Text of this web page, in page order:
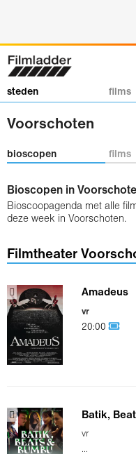
steden films
Voorschoten
bioscopen films
Bioscopen in
Bioscoopagenda met alle
deze week in Voorschoten.
Filmtheater
Amadeus
vr
20:00
Batik,
vr
...